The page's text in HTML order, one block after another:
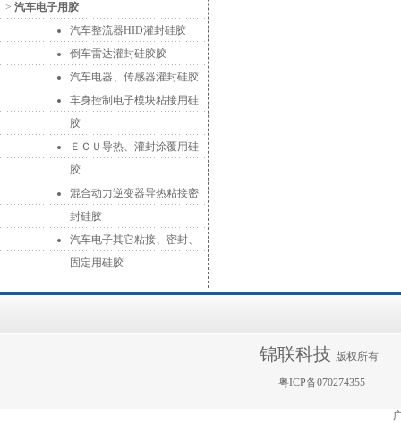
> 汽车电子用胶
汽车整流器HID灌封硅胶
倒车雷达灌封硅胶胶
汽车电器、传感器灌封硅胶
车身控制电子模块粘接用硅
胶
ＥＣＵ导热、灌封涂覆用硅
胶
混合动力逆变器导热粘接密
封硅胶
汽车电子其它粘接、密封、
固定用硅胶
锦联科技 版权所有
粤ICP备070274355